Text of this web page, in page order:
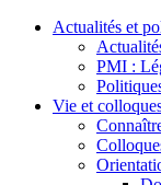
Actualités et
PMI :
Vie et